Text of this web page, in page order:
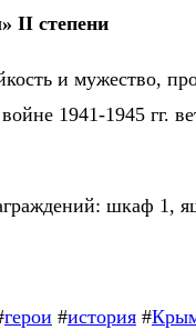
II степени
и мужество,
1941-1945
шкаф 1,
герои #история #